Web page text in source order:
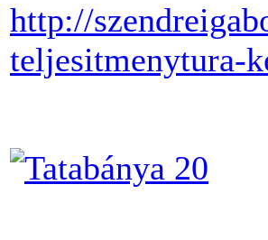
http://
teljesitmenytura-